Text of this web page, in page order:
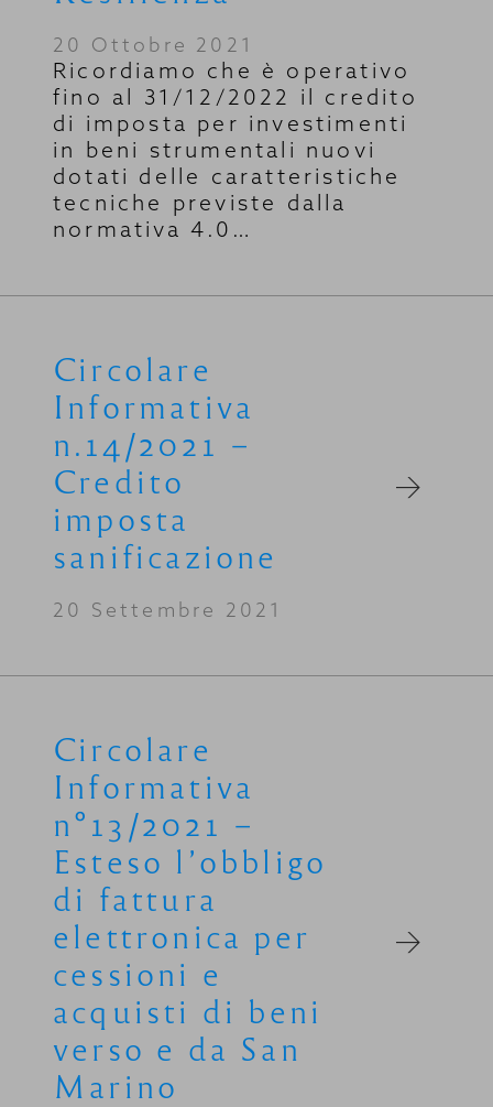
20 Ottobre 2021
Ricordiamo che è operativo
fino al 31/12/2022 il credito
di imposta per investimenti
in beni strumentali nuovi
dotati delle caratteristiche
tecniche previste dalla
normativa 4.0…
Circolare
Informativa
n.14/2021 –
Credito
imposta
sanificazione
20 Settembre 2021
Circolare
Informativa
n°13/2021 –
Esteso l’obbligo
di fattura
elettronica per
cessioni e
acquisti di beni
verso e da San
Marino